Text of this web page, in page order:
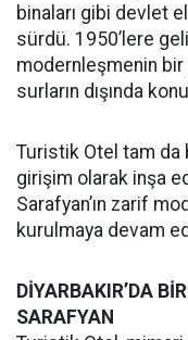
binaları gibi devlet
sürdü. 1950’lere
modernleşmenin bir
surların dışında
Turistik Otel tam da
girişim olarak inşa
Sarafyan’ın zarif
kurulmaya devam
DİYARBAKIR’DA
SARAFYAN